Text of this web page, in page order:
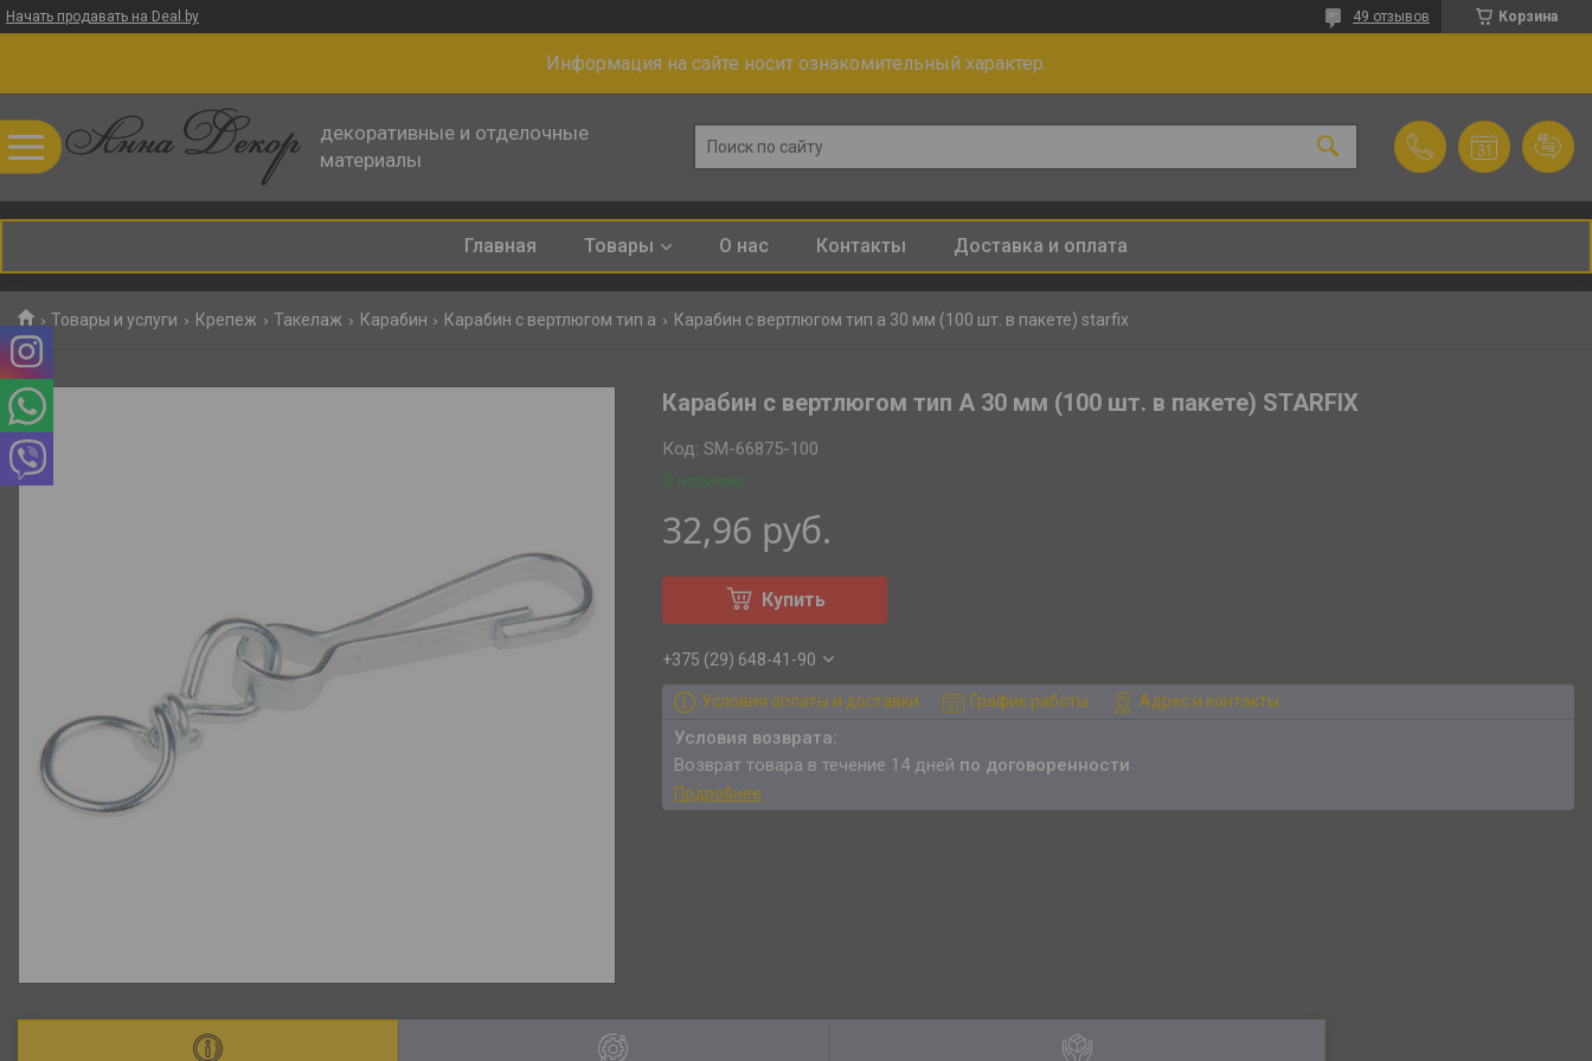
Начать продавать на Deal.by Корзина
49 отзывов
Информация на сайте носит ознакомительный характер.
декоративные и отделочные
материалы
Главная Товары О нас Контакты Доставка и оплата
Товары и услуги Крепеж Такелаж Карабин Карабин с вертлюгом тип а Карабин с вертлюгом тип а 30 мм (100 шт. в пакете) starfix
Карабин с вертлюгом тип А 30 мм (100 шт. в пакете) STARFIX
В наличии
Код:SM-66875-100
32,96 руб.
Купить
+375 (29) 648-41-90
Условия оплаты и доставки График работы Адрес и контакты
возврат товара в течение 14 дней по договоренности
Подробнее